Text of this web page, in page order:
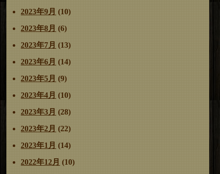
2023年9月 (10)
2023年8月 (6)
2023年7月 (13)
2023年6月 (14)
2023年5月 (9)
2023年4月 (10)
2023年3月 (28)
2023年2月 (22)
2023年1月 (14)
2022年12月 (10)